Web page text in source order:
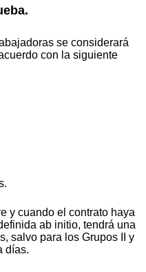
se considerará
con la siguiente
y cuando el contrato haya
ab initio, tendrá una
salvo para los Grupos II y
días.